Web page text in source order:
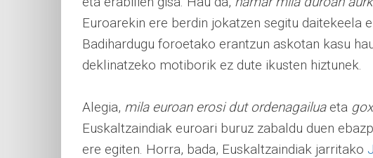
Euroarekin ere berdin jokatzen segitu daitekeela
Badihardugu foroetako erantzun askotan kasu
deklinatzeko motiborik ez dute ikusten hiztunek.
Alegia, mila euroan erosi dut ordenagailuaeta
Euskaltzaindiak euroari buruz zabaldu duen
ere egiten. Horra, bada, Euskaltzaindiak jarritako